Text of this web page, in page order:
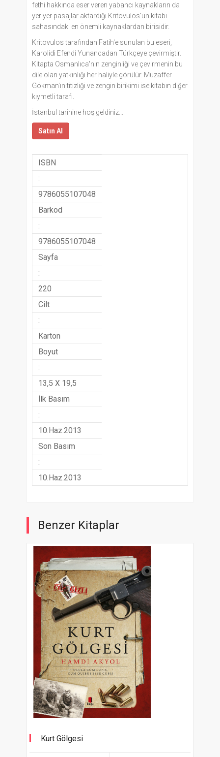
fethi hakkında eser veren yabancı kaynakların da
yer yer pasajlar aktardığı Kritovulos'un kitabı
sahasındaki en önemli kaynaklardan birisidir.
Kritovulos tarafından Fatih'e sunulan bu eseri,
Karolidi Efendi Yunancadan Türkçeye çevirmiştir.
Kitapta Osmanlıca'nın zenginliği ve çevirmenin bu
dile olan yatkınlığı her haliyle görülür. Muzaffer
Gökman'ın titizliği ve zengin birikimi ise kitabın diğer
kıymetli tarafı.
İstanbul tarihine hoş geldiniz...
Satın Al
ISBN
:
9786055107048
Barkod
:
9786055107048
Sayfa
:
220
Cilt
:
Karton
Boyut
:
13,5 X 19,5
İlk Basım
:
10.Haz.2013
Son Basım
:
10.Haz.2013
Benzer Kitaplar
Kurt Gölgesi